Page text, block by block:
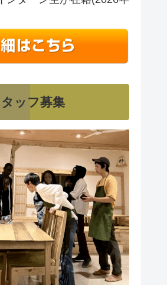
ッフ募集